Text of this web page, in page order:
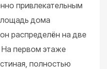
привлекательным
дома
распределён на две
первом этаже
полностью